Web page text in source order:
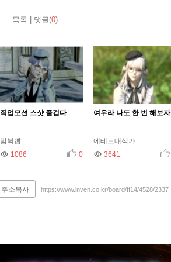
목록 댓글(0)
직업모션 스샷 즐겁다
맘뉙빱
1086 0
여우라 나도 한 번 해보자
에테르대식가
조회
3641
주소복사 https://www.inven.co.kr/board/ff14/4528/2337